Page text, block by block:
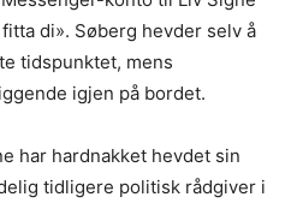
di». Søberg hevder selv å
tidspunktet, mens
igjen på bordet.
har hardnakket hevdet sin
tidligere politisk rådgiver i